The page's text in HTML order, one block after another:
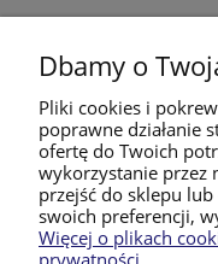
Dbamy o
Pliki cookies i
poprawne działanie
ofertę do Twoich
wykorzystanie przez
przejść do sklepu
swoich preferencji,
Więcej o plikach
prywatności.